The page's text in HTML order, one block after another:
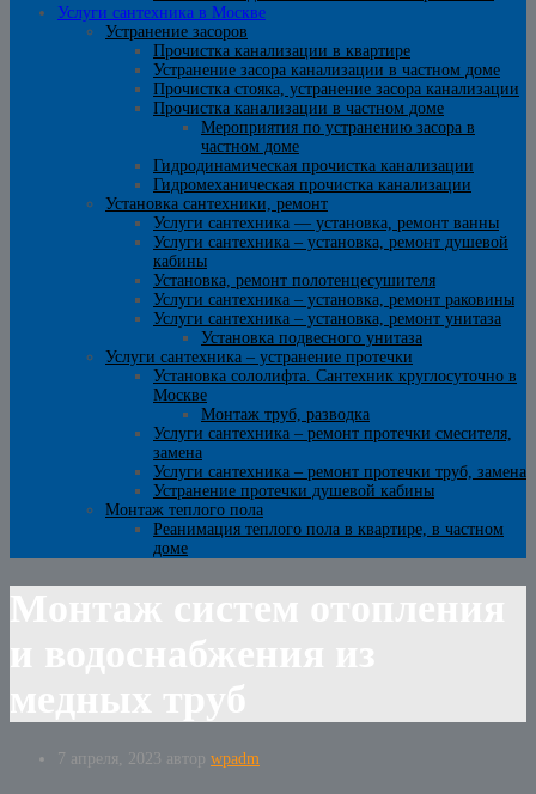
Услуги сантехника в Москве
Устранение засоров
Прочистка канализации в квартире
Устранение засора канализации в частном доме
Прочистка стояка, устранение засора канализации
Прочистка канализации в частном доме
Мероприятия по устранению засора в
частном доме
Гидродинамическая прочистка канализации
Гидромеханическая прочистка канализации
Установка сантехники, ремонт
Услуги сантехника — установка, ремонт ванны
Услуги сантехника – установка, ремонт душевой
кабины
Установка, ремонт полотенцесушителя
Услуги сантехника – установка, ремонт раковины
Услуги сантехника – установка, ремонт унитаза
Установка подвесного унитаза
Услуги сантехника – устранение протечки
Установка сололифта. Сантехник круглосуточно в
Москве
Монтаж труб, разводка
Услуги сантехника – ремонт протечки смесителя,
замена
Услуги сантехника – ремонт протечки труб, замена
Устранение протечки душевой кабины
Монтаж теплого пола
Реанимация теплого пола в квартире, в частном
доме
7 апреля, 2023 автор wpadm